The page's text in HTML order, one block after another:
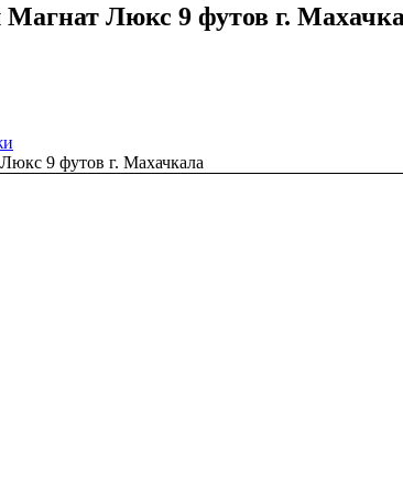
Люкс 9 футов г.
9 футов г. Махачкала